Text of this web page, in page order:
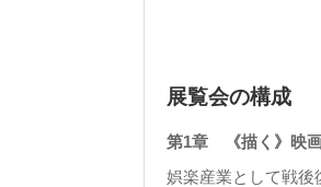
展覧会の構成
第1章 《描く》映
娯楽産業として戦後